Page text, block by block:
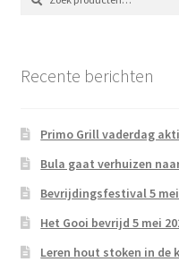
naar:
Recente berichten
Primo Grill vaderdag
Bula gaat verhuizen
Bevrijdingsfestival 5 mei
Het Gooi bevrijd 5 mei
Leren hout stoken in de